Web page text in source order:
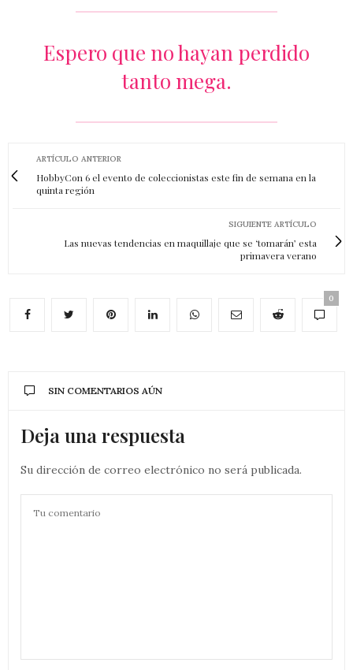
Espero que no hayan perdido
tanto mega.
ARTÍCULO ANTERIOR
HobbyCon 6 el evento de coleccionistas este fin de semana en la
quinta región
SIGUIENTE ARTÍCULO
Las nuevas tendencias en maquillaje que se ‘tomarán’ esta
primavera verano
0
SIN COMENTARIOS AÚN
Deja una respuesta
Su dirección de correo electrónico no será publicada.